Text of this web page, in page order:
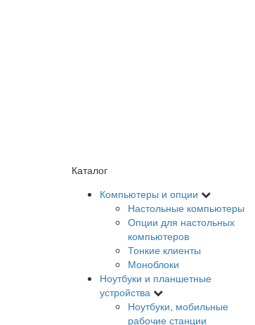
Каталог
Компьютеры и опции
Настольные компьютеры
Опции для настольных
компьютеров
Тонкие клиенты
Моноблоки
Ноутбуки и планшетные
устройства
Ноутбуки, мобильные
рабочие станции